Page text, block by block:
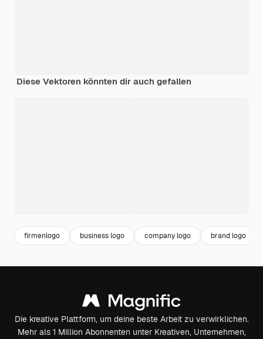
Diese Vektoren könnten dir auch gefallen
firmenlogo business logo company logo brand logo
Die kreative Plattform, um deine beste Arbeit zu verwirklichen.
Mehr als 1 Million Abonnenten unter Kreativen, Unternehmen,